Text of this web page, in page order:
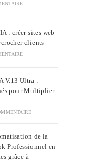
: créer sites web
clients
V.13 Ultra :
pour Multiplier
de la
Professionnel en
grâce à